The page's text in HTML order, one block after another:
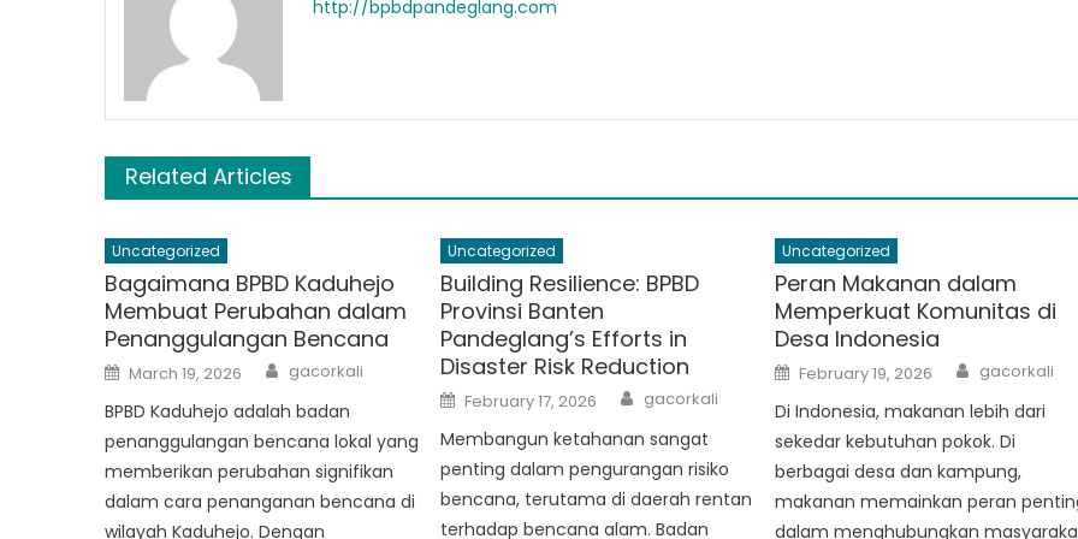
http://bpbdpandeglang.com
Related Articles
Uncategorized
Bagaimana BPBD Kaduhejo
Membuat Perubahan dalam
Penanggulangan Bencana
Posted
on
March 19, 2026 Author
gacorkali
BPBD Kaduhejo adalah badan
penanggulangan bencana lokal yang
memberikan perubahan signifikan
dalam cara penanganan bencana di
wilayah Kaduhejo. Dengan
Uncategorized
Building Resilience: BPBD
Provinsi Banten
Pandeglang’s Efforts in
Disaster Risk Reduction
Posted
on
February 17, 2026 Author
gacorkali
Membangun ketahanan sangat
penting dalam pengurangan risiko
bencana, terutama di daerah rentan
terhadap bencana alam. Badan
Uncategorized
Peran Makanan dalam
Memperkuat Komunitas di
Desa Indonesia
Posted
on
February 19, 2026 Author
gacorkali
Di Indonesia, makanan lebih dari
sekedar kebutuhan pokok. Di
berbagai desa dan kampung,
makanan memainkan peran
dalam menghubungkan